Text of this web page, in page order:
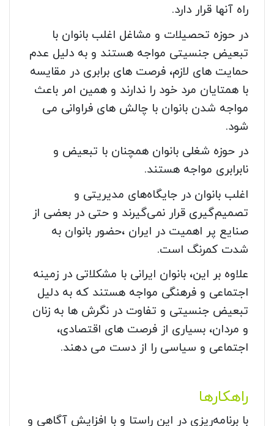
راه آنها قرار دارد.
در حوزه تحصیلات و مشاغل اغلب بانوان با
تبعیض جنسیتی مواجه هستند و به دلیل عدم
حمایت های لازم، فرصت های برابری در مقایسه
با همتایان مرد خود را ندارند و همین امر باعث
مواجه شدن بانوان با چالش های فراوانی می
شود.
در حوزه شغلی بانوان همچنان با تبعیض و
نابرابری مواجه هستند.
اغلب بانوان در جایگاه‌های مدیریتی و
تصمیم‌گیری قرار نمی‌گیرند و حتی در بعضی از
صنایع پر اهمیت در ایران ،حضور بانوان به
شدت کمرنگ است.
علاوه بر این، بانوان ایرانی با مشکلاتی در زمینه
اجتماعی و فرهنگی مواجه هستند که به دلیل
تبعیض جنسیتی و تفاوت در نگرش ها به زنان
و مردان، بسیاری از فرصت های اقتصادی،
اجتماعی و سیاسی را از دست می دهند.
راهکارها
با برنامه‌ریزی در این راستا و با افزایش آگاهی و